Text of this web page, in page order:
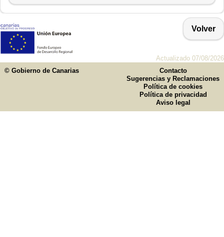
Volver
Actualizado 07/08/2026
© Gobierno de Canarias
Contacto
Sugerencias y Reclamaciones
Política de cookies
Política de privacidad
Aviso legal